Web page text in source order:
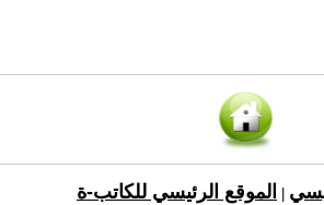
الموقع الرئيسي للكاتب-ة